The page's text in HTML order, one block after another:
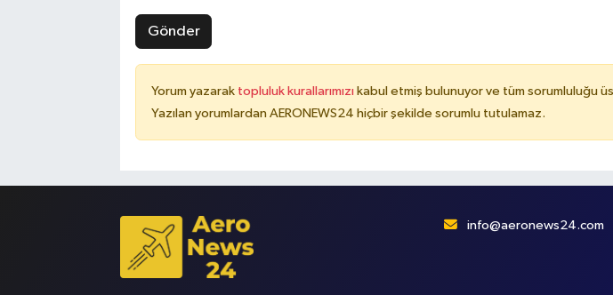
Gönder
Yorum yazarak topluluk kurallarımızı kabul etmiş bulunuyor ve tüm sorumluluğu
Yazılan yorumlardan AERONEWS24 hiçbir şekilde sorumlu tutulamaz.
info@aeronews24.com